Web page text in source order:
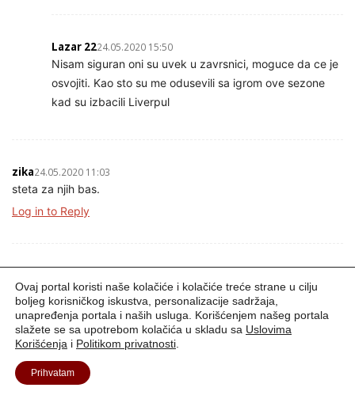
Lazar 2224.05.2020 15:50
Nisam siguran oni su uvek u zavrsnici, moguce da ce je
osvojiti. Kao sto su me odusevili sa igrom ove sezone
kad su izbacili Liverpul
zika24.05.2020 11:03
steta za njih bas.
Log in to Reply
ono je bilo zadovoljstvo gledati..
Log in to Reply
Mosa24.05.2020 11:02
Ovaj portal koristi naše kolačiće i kolačiće treće strane u cilju
boljeg korisničkog iskustva, personalizacije sadržaja,
unapređenja portala i naših usluga. Korišćenjem našeg portala
slažete se sa upotrebom kolačića u skladu sa Uslovima
Korišćenja i Politikom privatnosti
Prihvatam